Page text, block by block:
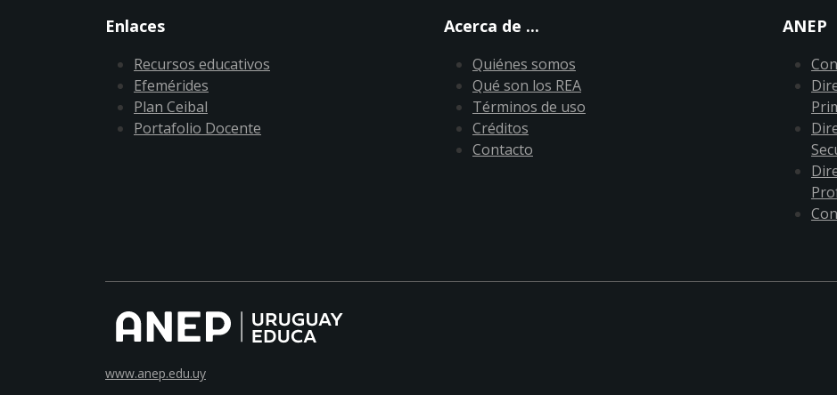
Enlaces
Recursos educativos
Efemérides
Plan Ceibal
Portafolio Docente
Acerca de ...
Quiénes somos
Qué son los REA
Términos de uso
Créditos
Contacto
ANEP
www.anep.edu.uy